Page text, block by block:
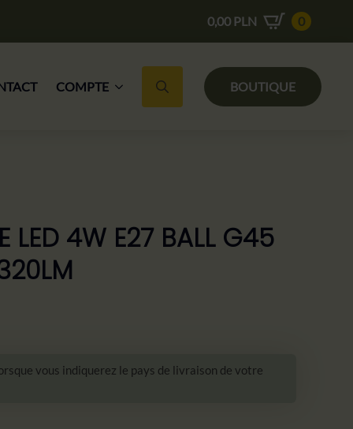
0,00 PLN 0
COMPTE
Recherche de :
BOUTIQUE
LED 4W E27 BALL G45
vous indiquerez le pays de livraison de votre